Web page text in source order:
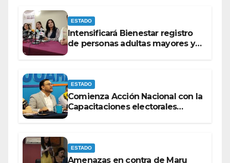
ESTADO
Intensificará Bienestar registro
de personas adultas mayores y
ESTADO
Comienza Acción Nacional con la
Capacitaciones electorales
ESTADO
Amenazas en contra de Maru